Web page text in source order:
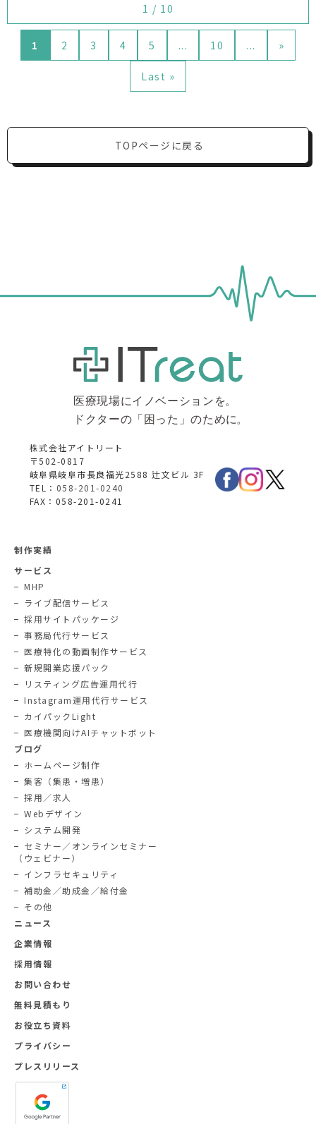
1 / 10
1 2 3 4 5 ... 10 ... »
Last »
TOPページに戻る
株式会社アイトリート
〒502-0817
岐阜県岐阜市長良福光2588 辻文ビル 3F
TEL： 058-201-0240
FAX：058-201-0241
制作実績
サービス
MHP
ライブ配信サービス
採用サイトパッケージ
事務局代行サービス
医療特化の動画制作サービス
新規開業応援パック
リスティング広告運用代行
Instagram運用代行サービス
カイパックLight
医療機関向けAIチャットボット
ブログ
ホームページ制作
集客（集患・増患）
採用／求人
Webデザイン
システム開発
セミナー／オンラインセミナー
（ウェビナー）
インフラセキュリティ
補助金／助成金／給付金
その他
ニュース
企業情報
採用情報
お問い合わせ
無料見積もり
お役立ち資料
プライバシー
プレスリリース